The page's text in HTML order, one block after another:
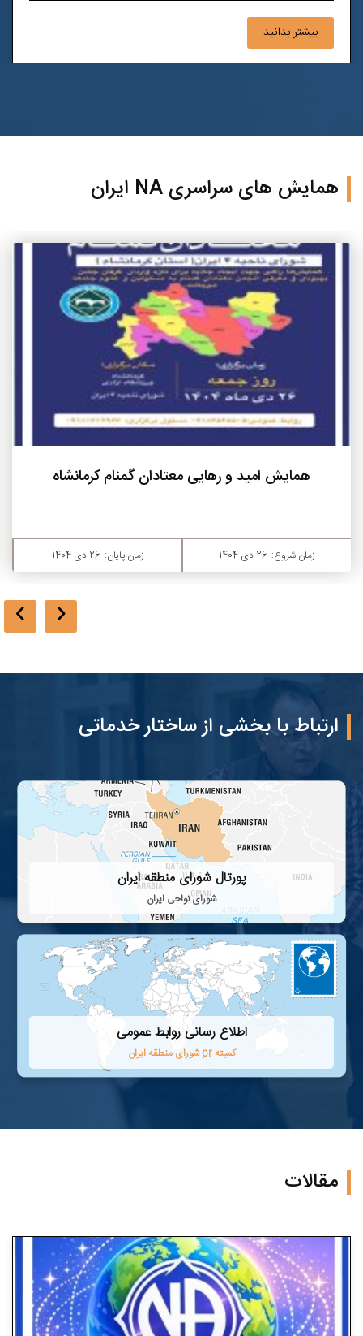
بیشتر بدانید
همایش های سراسری NA ایران
و رهایی معتادان گمنام کرمانشاه
زمان پایان:
بیشتر بدانید
همایش
زمان شروع:
ارتباط با بخشی از ساختار خدماتی
پورتال شورای منطقه ایران
شورای نواحی ایران
اطلاع رسانی روابط عمومی
کمیته pr شورای منطقه ایران
مقالات